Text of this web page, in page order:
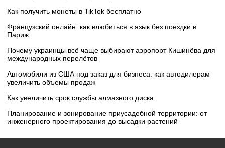
Как получить монеты в TikTok бесплатно
Французский онлайн: как влюбиться в язык без поездки в
Париж
Почему украинцы всё чаще выбирают аэропорт Кишинёва для
международных перелётов
Автомобили из США под заказ для бизнеса: как автодилерам
увеличить объемы продаж
Как увеличить срок службы алмазного диска
Планирование и зонирование приусадебной территории: от
инженерного проектирования до высадки растений